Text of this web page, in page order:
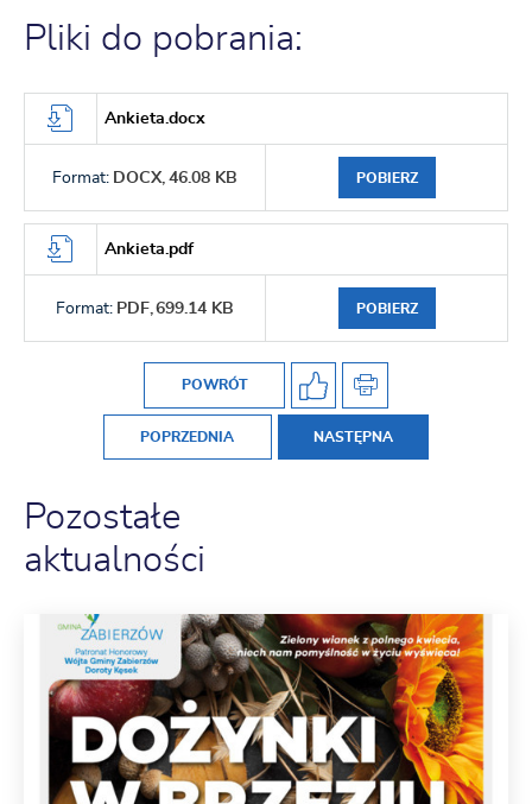
Pliki do pobrania:
Ankieta.docx
Format: DOCX, 46.08 KB POBIERZ
Ankieta.pdf
Format: PDF, 699.14 KB POBIERZ
POWRÓT
POPRZEDNIA NASTĘPNA
Pozostałe
aktualności